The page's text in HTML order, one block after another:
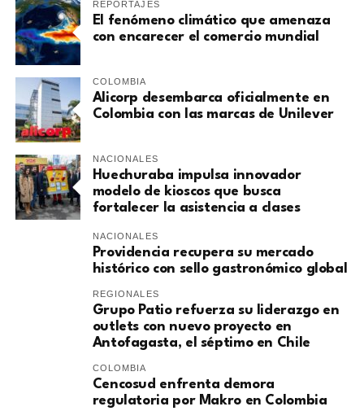
REPORTAJES
El fenómeno climático que amenaza
con encarecer el comercio mundial
COLOMBIA
Alicorp desembarca oficialmente en
Colombia con las marcas de Unilever
NACIONALES
Huechuraba impulsa innovador
modelo de kioscos que busca
fortalecer la asistencia a clases
NACIONALES
Providencia recupera su mercado
histórico con sello gastronómico global
REGIONALES
Grupo Patio refuerza su liderazgo en
outlets con nuevo proyecto en
Antofagasta, el séptimo en Chile
COLOMBIA
Cencosud enfrenta demora
regulatoria por Makro en Colombia